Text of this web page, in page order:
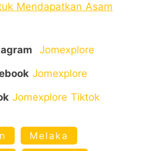
Mendapatkan Asam
Jomexplore
Jomexplore
Jomexplore Tiktok
Melaka